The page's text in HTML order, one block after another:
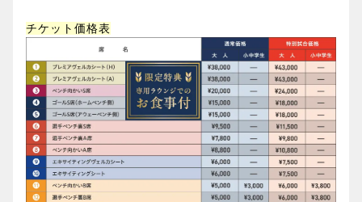
チケット価格表